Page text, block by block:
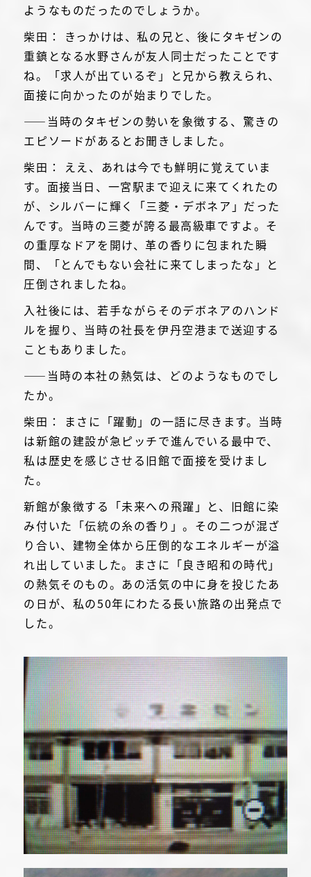
ようなものだったのでしょうか。
柴田： きっかけは、私の兄と、後にタキゼンの
重鎮となる水野さんが友人同士だったことです
ね。「求人が出ているぞ」と兄から教えられ、
面接に向かったのが始まりでした。
――当時のタキゼンの勢いを象徴する、驚きの
エピソードがあるとお聞きしました。
柴田： ええ、あれは今でも鮮明に覚えていま
す。面接当日、一宮駅まで迎えに来てくれたの
が、シルバーに輝く「三菱・デボネア」だった
んです。当時の三菱が誇る最高級車ですよ。そ
の重厚なドアを開け、革の香りに包まれた瞬
間、「とんでもない会社に来てしまったな」と
圧倒されましたね。
入社後には、若手ながらそのデボネアのハンド
ルを握り、当時の社長を伊丹空港まで送迎する
こともありました。
――当時の本社の熱気は、どのようなものでし
たか。
柴田： まさに「躍動」の一語に尽きます。当時
は新館の建設が急ピッチで進んでいる最中で、
私は歴史を感じさせる旧館で面接を受けまし
た。
新館が象徴する「未来への飛躍」と、旧館に染
み付いた「伝統の糸の香り」。その二つが混ざ
り合い、建物全体から圧倒的なエネルギーが溢
れ出していました。まさに「良き昭和の時代」
の熱気そのもの。あの活気の中に身を投じたあ
の日が、私の50年にわたる長い旅路の出発点で
した。